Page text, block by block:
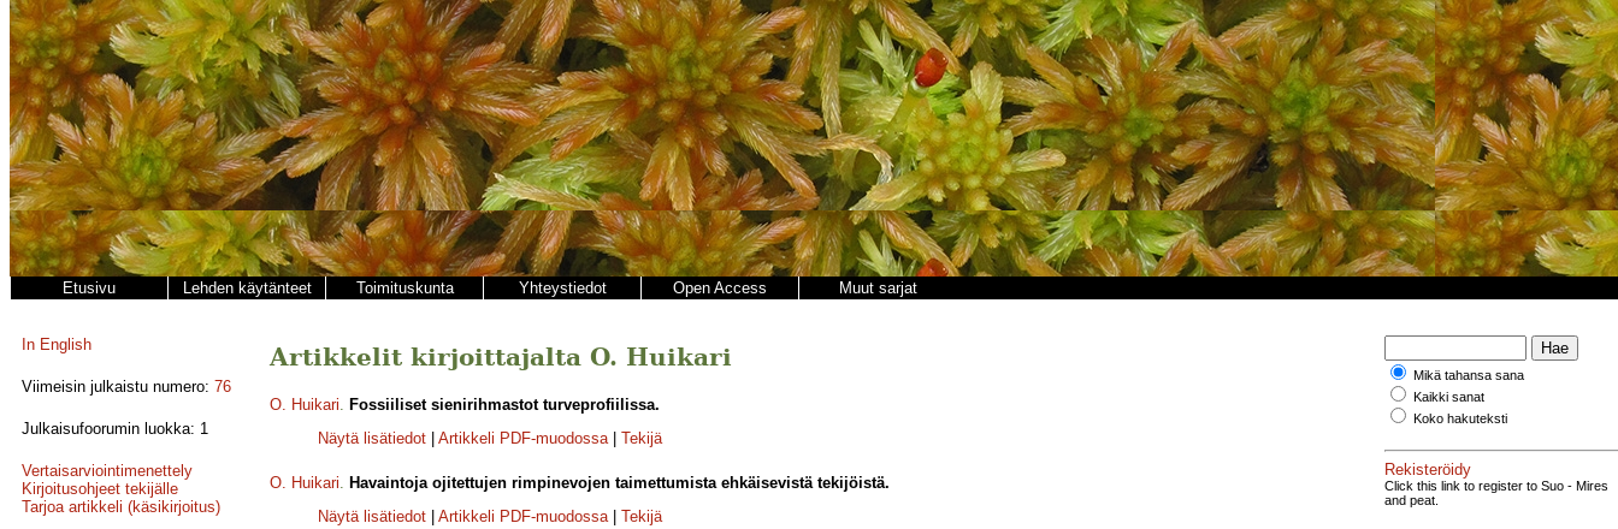
Etusivu Lehden käytänteet Toimituskunta Yhteystiedot Open Access Muut sarjat
In English
Viimeisin julkaistu numero: 76
Julkaisufoorumin luokka: 1
Vertaisarviointimenettely
Kirjoitusohjeet tekijälle
Tarjoa artikkeli (käsikirjoitus)
Artikkelit kirjoittajalta O. Huikari
O. Huikari. Fossiiliset sienirihmastot turveprofiilissa.
Näytä lisätiedot
Artikkeli PDF-muodossa| Tekijä
O. Huikari. Havaintoja ojitettujen rimpinevojen taimettumista ehkäisevistä tekijöistä.
Näytä lisätiedot
Artikkeli PDF-muodossa| Tekijä
Mikä tahansa sana
Kaikki sanat
Koko hakuteksti
Rekisteröidy
Click this link to register to Suo - Mires
and peat.